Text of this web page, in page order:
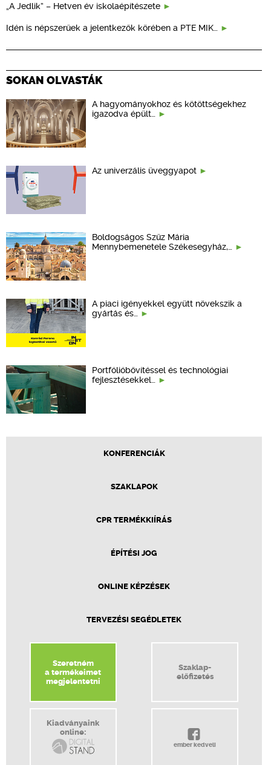
„A Jedlik” – Hetven év iskolaépítészete
Idén is népszerűek a jelentkezők körében a PTE MIK…
SOKAN OLVASTÁK
A hagyományokhoz és kötöttségekhez
igazodva épült…
Az univerzális üveggyapot
Boldogságos Szűz Mária
Mennybemenetele Székesegyház,…
A piaci igényekkel együtt növekszik a
gyártás és…
Portfólióbővítéssel és technológiai
fejlesztésekkel…
KONFERENCIÁK
SZAKLAPOK
CPR TERMÉKKIÍRÁS
ÉPÍTÉSI JOG
ONLINE KÉPZÉSEK
TERVEZÉSI SEGÉDLETEK
Szeretném
a termékeimet
megjelentetni
Szaklap-
előfizetés
Kiadványaink
online:
ember kedveli